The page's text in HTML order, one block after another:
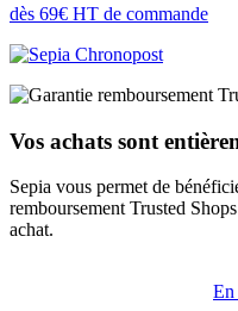
dès 69€ HT de commande
Vos achats sont
Sepia vous permet de
remboursement Trusted
achat.
En